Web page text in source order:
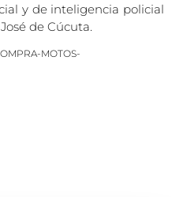
y de inteligencia policial
de Cúcuta.
MOTOS-